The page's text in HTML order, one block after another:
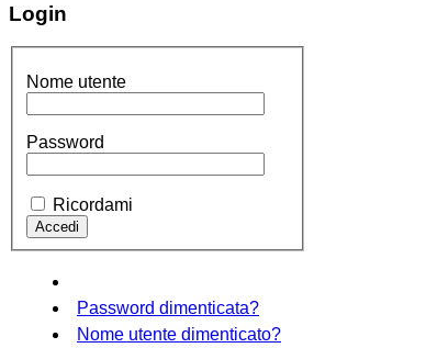
Login
Nome utente
Password
Ricordami
Password dimenticata?
Nome utente dimenticato?